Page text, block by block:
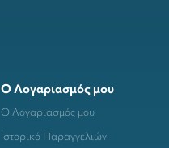
Ο Λογαριασμός μου
Ο Λογαριασμός μου
Ιστορικό Παραγγελιών